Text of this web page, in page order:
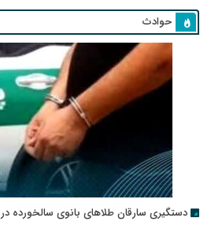
حوادث
دستگیری سارقان طلاهای بانوی سالخورده